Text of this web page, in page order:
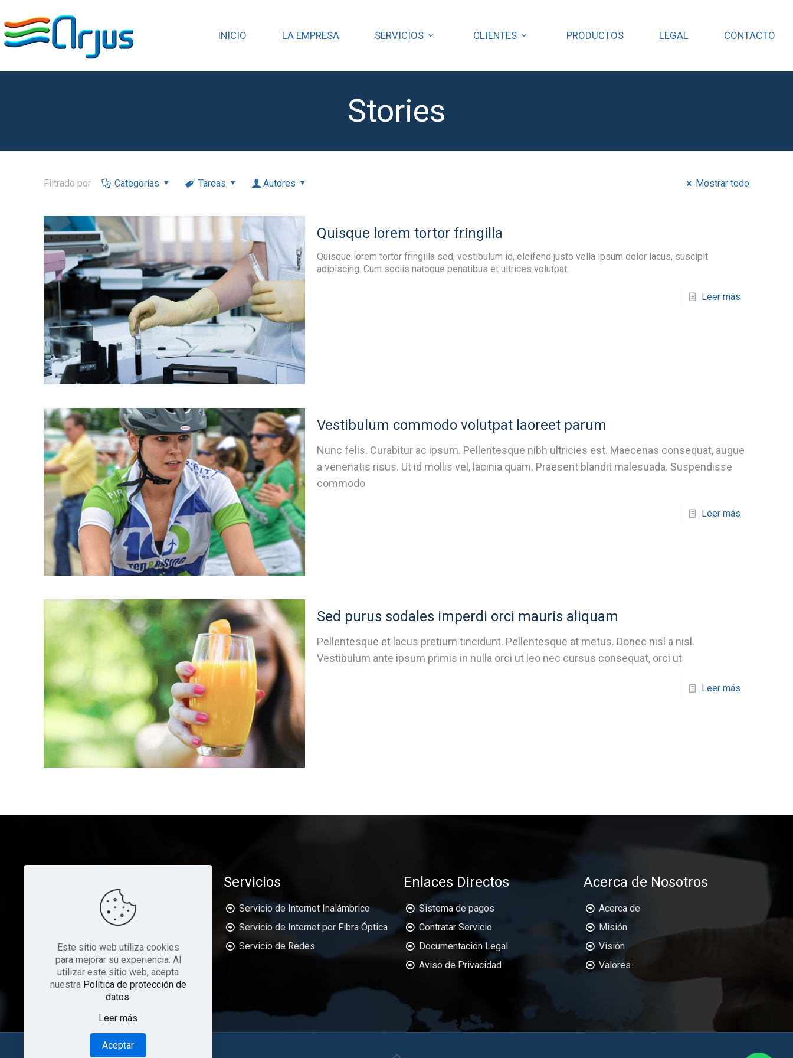
INICIO LA EMPRESA SERVICIOS CLIENTES PRODUCTOS LEGAL CONTACTO
Stories
Filtrado por Categorías Tareas Autores Mostrar todo
Quisque lorem tortor fringilla
Quisque lorem tortor fringilla sed, vestibulum id, eleifend justo vella ipsum dolor lacus, suscipit
adipiscing. Cum sociis natoque penatibus et ultrices volutpat.
Leer más
Vestibulum commodo volutpat laoreet parum
Nunc felis. Curabitur ac ipsum. Pellentesque nibh ultricies est. Maecenas consequat, augue
a venenatis risus. Ut id mollis vel, lacinia quam. Praesent blandit malesuada. Suspendisse
commodo
Leer más
Sed purus sodales imperdi orci mauris aliquam
Pellentesque et lacus pretium tincidunt. Pellentesque at metus. Donec nisl a nisl.
Vestibulum ante ipsum primis in nulla orci ut leo nec cursus consequat, orci ut
Leer más
soluciones en el área de la Tecnología
de Información y Comunicaciones (TIC
Servicios
Servicio de Internet Inalámbrico
Servicio de Internet por Fibra Óptica
Servicio de Redes
Enlaces Directos
Sistema de pagos
Contratar Servicio
Documentación Legal
Aviso de Privacidad
Acerca de Nosotros
Acerca de
Misión
Visión
Valores
Este sitio web utiliza cookies
para mejorar su experiencia. Al
utilizar este sitio web, acepta
nuestra Política de protección de
datos.
Leer más
Aceptar